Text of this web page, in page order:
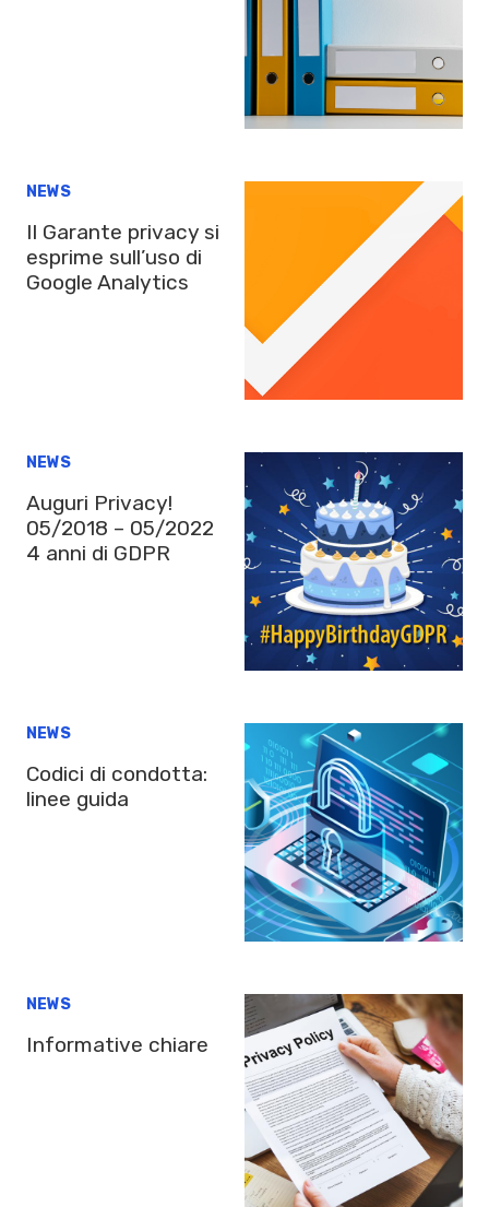
NEWS
Il Garante privacy si
esprime sull’uso di
Google Analytics
NEWS
Auguri Privacy!
05/2018 – 05/2022
4 anni di GDPR
NEWS
Codici di condotta:
linee guida
NEWS
Informative chiare